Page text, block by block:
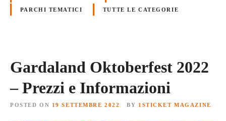
PARCHI TEMATICI TUTTE LE CATEGORIE
Gardaland Oktoberfest 2022
– Prezzi e Informazioni
POSTED ON 19 SETTEMBRE 2022 BY 1STICKET MAGAZINE